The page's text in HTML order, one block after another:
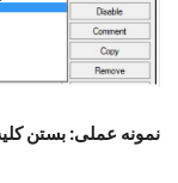
نمونه عملی: بستن